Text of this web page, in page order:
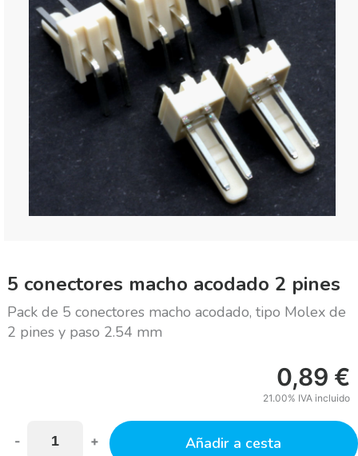
5 conectores macho acodado 2 pines
Pack de 5 conectores macho acodado, tipo Molex de
2 pines y paso 2.54 mm
0,89 €
21.00% IVA incluido
- + Añadir a cesta